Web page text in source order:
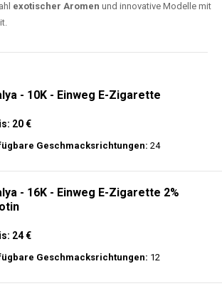
exotischer Aromen und innovative Modelle mit
- 10K - Einweg E-Zigarette
20 €
Geschmacksrichtungen: 24
- 16K - Einweg E-Zigarette 2%
24 €
Geschmacksrichtungen: 12